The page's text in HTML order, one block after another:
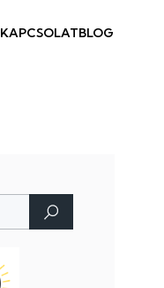
KAPCSOLATBLOG